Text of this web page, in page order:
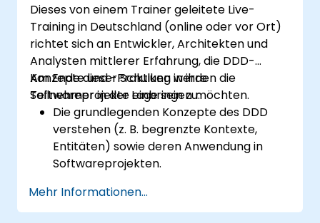
Dieses von einem Trainer geleitete Live-
Training in Deutschland (online oder vor Ort)
richtet sich an Entwickler, Architekten und
Analysten mittlerer Erfahrung, die DDD-
Konzepte und -Praktiken in ihre
Softwareprojekte einbringen möchten.
Am Ende dieser Schulung werden die
Teilnehmer in der Lage sein zu:
Die grundlegenden Konzepte des DDD
verstehen (z. B. begrenzte Kontexte,
Entitäten) sowie deren Anwendung in
Softwareprojekten.
Domänenmodell zu definieren und
auszuarbeiten, Unterdomänen zu
Mehr Informationen...